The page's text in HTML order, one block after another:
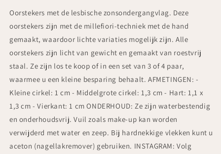
polymeerklei:
12
mm
/
Roestvrij
staal,
polymeerklei
polymeerklei:
12
mm
/
Roestvrij
staal,
polymeerklei
Oorstekers met de lesbische zonsondergangvlag. Deze
oorstekers zijn met de millefiori-techniek met de hand
gemaakt, waardoor lichte variaties mogelijk zijn. Alle
oorstekers zijn licht van gewicht en gemaakt van roestvrij
staal. Ze zijn los te koop of in een set van 3 of 4 paar,
waarmee u een kleine besparing behaalt. AFMETINGEN: -
Kleine cirkel: 1 cm - Middelgrote cirkel: 1,3 cm - Hart: 1,1 x
1,3 cm - Vierkant: 1 cm ONDERHOUD: Ze zijn waterbestendig
en onderhoudsvrij. Vuil zoals make-up kan worden
verwijderd met water en zeep. Bij hardnekkige vlekken kunt u
aceton (nagellakremover) gebruiken. INSTAGRAM: Volg